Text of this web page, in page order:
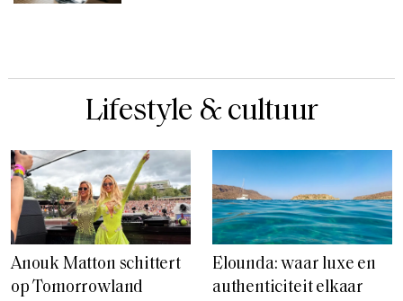
Lifestyle & cultuur
Anouk Matton schittert
op Tomorrowland
Elounda: waar luxe en
authenticiteit elkaar